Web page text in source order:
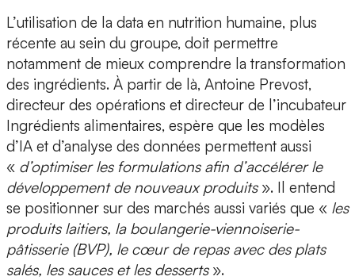
L’utilisation de la data en nutrition humaine, plus
récente au sein du groupe, doit permettre
notamment de mieux comprendre la transformation
des ingrédients. À partir de là, Antoine Prevost,
directeur des opérations et directeur de l’incubateur
Ingrédients alimentaires, espère que les modèles
d’IA et d’analyse des données permettent aussi
« d’optimiser les formulations afin d’accélérer le
développement de nouveaux produits». Il entend
se positionner sur des marchés aussi variés que « les
produits laitiers, la boulangerie-viennoiserie-
pâtisserie (BVP), le cœur de repas avec des plats
salés, les sauces et les desserts».